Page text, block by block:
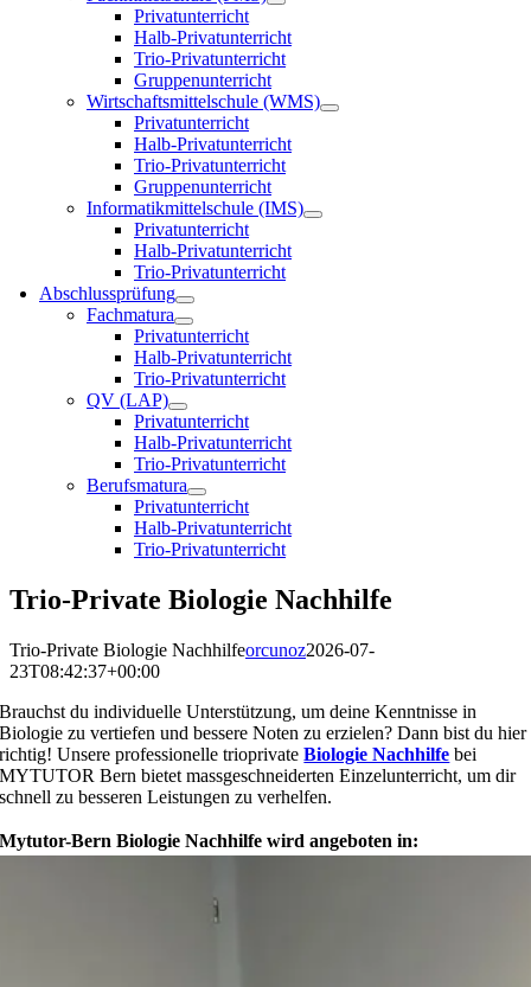
Privatunterricht
Halb-Privatunterricht
Trio-Privatunterricht
Gruppenunterricht
Wirtschaftsmittelschule (WMS)
Privatunterricht
Halb-Privatunterricht
Trio-Privatunterricht
Gruppenunterricht
Informatikmittelschule (IMS)
Privatunterricht
Halb-Privatunterricht
Trio-Privatunterricht
Abschlussprüfung
Fachmatura
Privatunterricht
Halb-Privatunterricht
Trio-Privatunterricht
QV (LAP)
Privatunterricht
Halb-Privatunterricht
Trio-Privatunterricht
Berufsmatura
Privatunterricht
Halb-Privatunterricht
Trio-Privatunterricht
Trio-Private Biologie Nachhilfe
Trio-Private Biologie Nachhilfeorcunoz2026-07-
23T08:42:37+00:00
Brauchst du individuelle Unterstützung, um deine Kenntnisse in
Biologie zu vertiefen und bessere Noten zu erzielen? Dann bist du hier
richtig! Unsere professionelle trioprivateBiologie Nachhilfe bei
MYTUTOR Bern bietet massgeschneiderten Einzelunterricht, um dir
schnell zu besseren Leistungen zu verhelfen.
Mytutor-Bern Biologie Nachhilfe wird angeboten in: